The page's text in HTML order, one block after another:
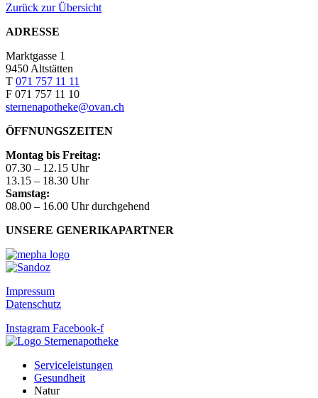
Zurück zur Übersicht
ADRESSE
Marktgasse 1
9450 Altstätten
T 071 757 11 11
F 071 757 11 10
sternenapotheke@ovan.ch
ÖFFNUNGSZEITEN
Montag bis Freitag:
07.30 – 12.15 Uhr
13.15 – 18.30 Uhr
Samstag:
08.00 – 16.00 Uhr durchgehend
UNSERE GENERIKAPARTNER
Impressum
Datenschutz
Instagram Facebook-f
Serviceleistungen
Gesundheit
Natur